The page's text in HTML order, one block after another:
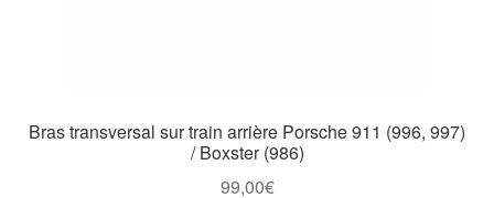
Bras transversal sur train arrière Porsche 911 (996, 997)
/ Boxster (986)
99,00€